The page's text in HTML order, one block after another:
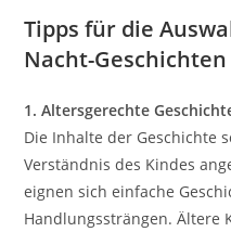
Tipps für die
Nacht-Geschichten
1. Altersgerechte
Die Inhalte der Geschichte
Verständnis des Kindes
eignen sich einfache
Handlungssträngen. Ältere